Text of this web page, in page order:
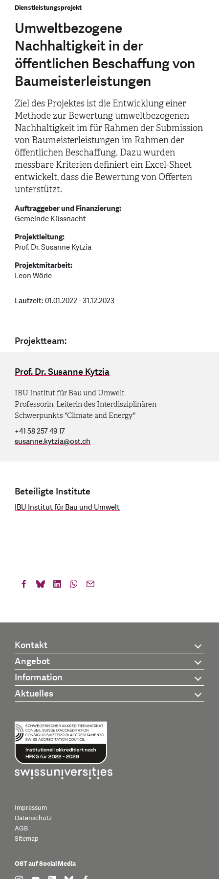
Dienstleistungsprojekt
Umweltbezogene
Nachhaltigkeit in der
öffentlichen Beschaffung von
Baumeisterleistungen
Ziel des Projektes ist die Entwicklung einer
Methode zur Bewertung umweltbezogenen
Nachhaltigkeit im für Rahmen der Submission
von Baumeisterleistungen im Rahmen der
öffentlichen Beschaffung. Dazu wurden
messbare Kriterien definiert ein Excel-Sheet
entwickelt, dass die Bewertung von Offerten
unterstützt.
Auftraggeber und Finanzierung:
Gemeinde Küssnacht
Projektleitung:
Prof. Dr. Susanne Kytzia
Projektmitarbeit:
Leon Wörle
Laufzeit:01.01.2022 - 31.12.2023
Projektteam:
Prof. Dr. Susanne Kytzia
IBU Institut für Bau und Umwelt
Professorin, Leiterin des Interdisziplinären
Schwerpunkts "Climate and Energy"
+41 58 257 49 17
susanne.kytzia@ost.ch
Beteiligte Institute
IBU Institut für Bau und Umwelt
Kontakt
Angebot
Information
Aktuelles
Impressum
Datenschutz
AGB
Sitemap
OST auf Social Media